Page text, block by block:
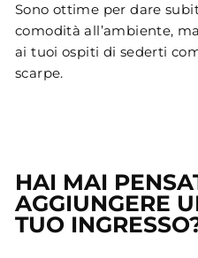
Sono ottime per dare
comodità all’ambiente,
ai tuoi ospiti di sederti
scarpe.
HAI MAI
AGGIUNGERE
TUO